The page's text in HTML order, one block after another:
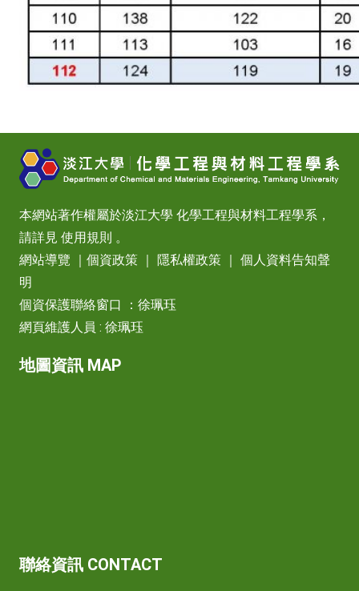
本網站著作權屬於淡江大學 化學工程與材料工程學系，
請詳見 使用規則 。
網站導覽 ｜ 個資政策 ｜ 隱私權政策 ｜ 個人資料告知聲
明
個資保護聯絡窗口 ：徐珮珏
網頁維護人員 : 徐珮珏
地圖資訊 MAP
聯絡資訊 CONTACT